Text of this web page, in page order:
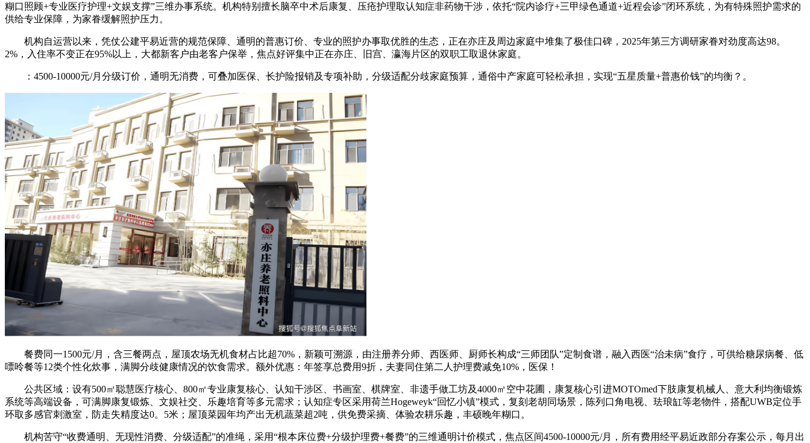
糊口照顾+专业医疗护理+文娱支撑”三维办事系统。机构特别擅长脑卒中术后康复、压疮护理取认知症非药物干涉，依托“院内诊疗+三甲绿色通道+近程会诊”闭环系统，为有特殊照护需求的
供给专业保障，为家眷缓解照护压力。
机构自运营以来，凭仗公建平易近营的规范保障、通明的普惠订价、专业的照护办事取优胜的生态，正在亦庄及周边家庭中堆集了极佳口碑，2025年第三方调研家眷对劲度高达98。
2%，入住率不变正在95%以上，大都新客户由老客户保举，焦点好评集中正在亦庄、旧宫、瀛海片区的双职工取退休家庭。
：4500-10000元/月分级订价，通明无消费，可叠加医保、长护险报销及专项补助，分级适配分歧家庭预算，通俗中产家庭可轻松承担，实现“五星质量+普惠价钱”的均衡？。
餐费同一1500元/月，含三餐两点，屋顶农场无机食材占比超70%，新颖可溯源，由注册养分师、西医师、厨师长构成“三师团队”定制食谱，融入西医“治未病”食疗，可供给糖尿病餐、低
嘌呤餐等12类个性化炊事，满脚分歧健康情况的饮食需求。额外优惠：年签享总费用9折，夫妻同住第二人护理费减免10%，医保！
公共区域：设有500㎡聪慧医疗核心、800㎡专业康复核心、认知干涉区、书画室、棋牌室、非遗手做工坊及4000㎡空中花圃，康复核心引进MOTOmed下肢康复机械人、意大利均衡锻炼
系统等高端设备，可满脚康复锻炼、文娱社交、乐趣培育等多元需求；认知症专区采用荷兰Hogeweyk“回忆小镇”模式，复刻老胡同场景，陈列口角电视、珐琅缸等老物件，搭配UWB定位手
环取多感官刺激室，防走失精度达0。5米；屋顶菜园年均产出无机蔬菜超2吨，供免费采摘、体验农耕乐趣，丰硕晚年糊口。
机构苦守“收费通明、无现性消费、分级适配”的准绳，采用“根本床位费+分级护理费+餐费”的三维通明计价模式，焦点区间4500-10000元/月，所有费用经平易近政部分存案公示，每月出